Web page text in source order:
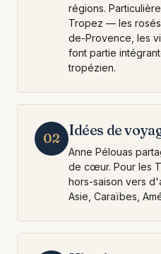
régions.
Tropez — les
de-Provence, les
font partie
tropézien.
02 Idées de
Anne Pélouas
de cœur. Pour les
hors-saison vers
Asie, Caraïbes,